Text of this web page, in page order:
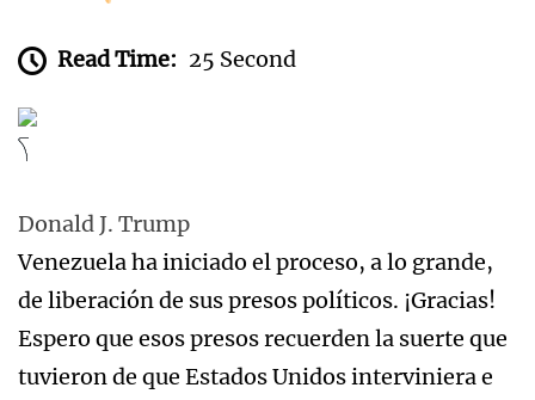
Read Time: 25 Second
Donald J. Trump
Venezuela ha iniciado el proceso, a lo grande,
de liberación de sus presos políticos. ¡Gracias!
Espero que esos presos recuerden la suerte que
tuvieron de que Estados Unidos interviniera e